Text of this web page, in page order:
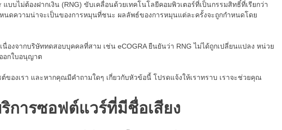
บบไม่ต้องฝากเงิน (RNG) ขับเคลื่อนด้วยเทคโนโลยีคอมพิวเตอร์ที่เป็นกรรมสิทธิ์ที่เรียกว่า
หนดความน่าจะเป็นของการหมุนที่ชนะ ผลลัพธ์ของการหมุนแต่ละครั้งจะถูกกำหนดโดย
องจากบริษัททดสอบบุคคลที่สาม เช่น eCOGRA ยืนยันว่า RNG ไม่ได้ถูกเปลี่ยนแปลง หน่วย
อกใบอนุญาต
ของเรา และหากคุณมีคำถามใดๆ เกี่ยวกับหัวข้อนี้ โปรดแจ้งให้เราทราบ เราจะช่วยคุณ
การซอฟต์แวร์ที่มีชื่อเสียง